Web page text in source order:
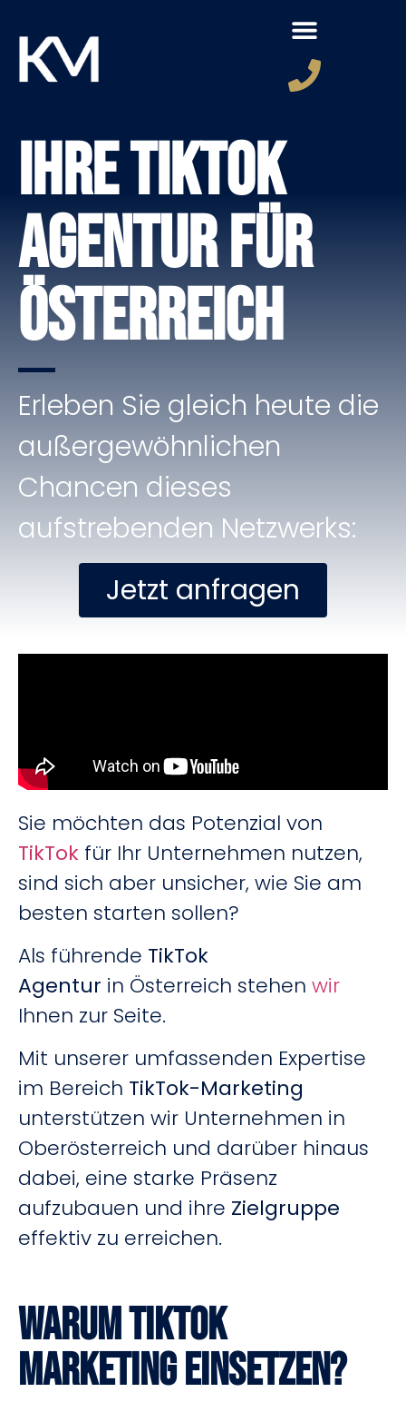
Ihre TikTok
Agentur für
Österreich
Erleben Sie gleich heute die
außergewöhnlichen
Chancen dieses
aufstrebenden Netzwerks:
Jetzt anfragen
Sie möchten das Potenzial von
TikTok für Ihr Unternehmen nutzen,
sind sich aber unsicher, wie Sie am
besten starten sollen?
Als führende TikTok
Agentur in Österreich stehen wir
Ihnen zur Seite.
Mit unserer umfassenden Expertise
im Bereich TikTok-Marketing
unterstützen wir Unternehmen in
Oberösterreich und darüber hinaus
dabei, eine starke Präsenz
aufzubauen und ihre Zielgruppe
effektiv zu erreichen.
Warum TikTok
Marketing einsetzen?